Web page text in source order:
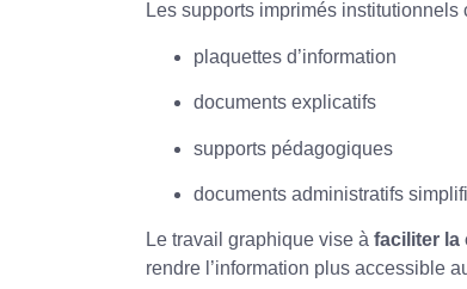
Les supports imprimés institutionnels
plaquettes d’information
documents explicatifs
supports pédagogiques
documents administratifs
Le travail graphique vise à faciliter la
rendre l’information plus accessible